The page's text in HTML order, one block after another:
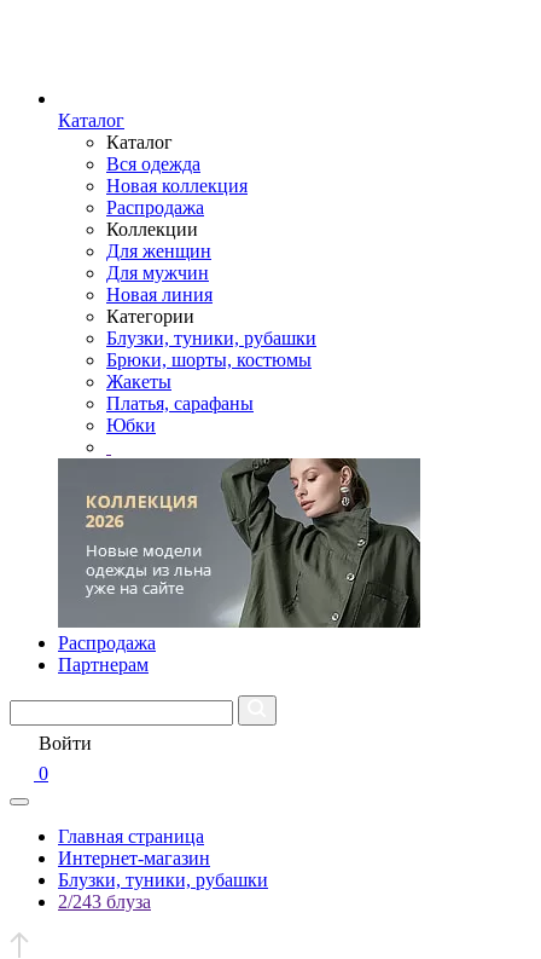
Каталог
Каталог
Вся одежда
Новая коллекция
Распродажа
Коллекции
Для женщин
Для мужчин
Новая линия
Категории
Блузки, туники, рубашки
Брюки, шорты, костюмы
Жакеты
Платья, сарафаны
Юбки
Распродажа
Партнерам
Войти
0
Главная страница
Интернет-магазин
Блузки, туники, рубашки
2/243 блуза